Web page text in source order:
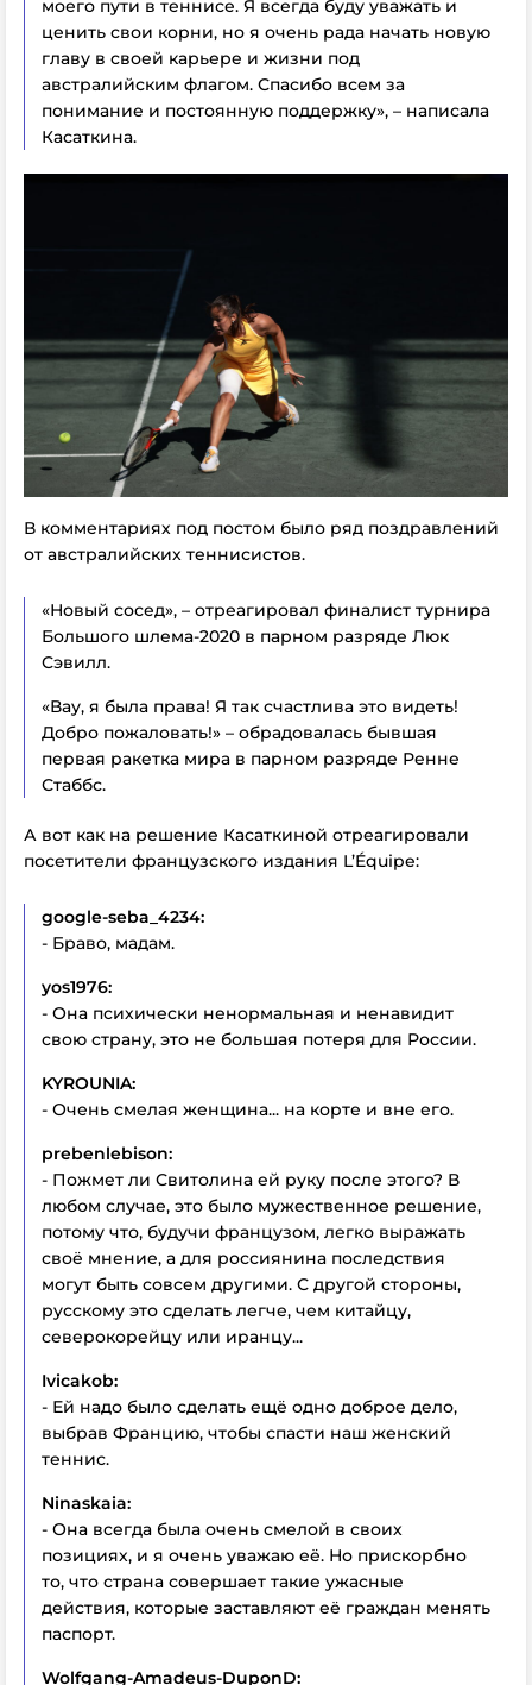
моего пути в теннисе. Я всегда буду уважать и
ценить свои корни, но я очень рада начать новую
главу в своей карьере и жизни под
австралийским флагом. Спасибо всем за
понимание и постоянную поддержку», – написала
Касаткина.
В комментариях под постом было ряд поздравлений
от австралийских теннисистов.
«Новый сосед», – отреагировал финалист турнира
Большого шлема-2020 в парном разряде Люк
Сэвилл.
«Вау, я была права! Я так счастлива это видеть!
Добро пожаловать!» – обрадовалась бывшая
первая ракетка мира в парном разряде Ренне
Стаббс.
А вот как на решение Касаткиной отреагировали
посетители французского издания L’Équipe:
google-seba_4234:
- Браво, мадам.
yos1976:
- Она психически ненормальная и ненавидит
свою страну, это не большая потеря для России.
KYROUNIA:
- Очень смелая женщина... на корте и вне его.
prebenlebison:
- Пожмет ли Свитолина ей руку после этого? В
любом случае, это было мужественное решение,
потому что, будучи французом, легко выражать
своё мнение, а для россиянина последствия
могут быть совсем другими. С другой стороны,
русскому это сделать легче, чем китайцу,
северокорейцу или иранцу...
Ivicakob:
- Ей надо было сделать ещё одно доброе дело,
выбрав Францию, чтобы спасти наш женский
теннис.
Ninaskaia:
- Она всегда была очень смелой в своих
позициях, и я очень уважаю её. Но прискорбно
то, что страна совершает такие ужасные
действия, которые заставляют её граждан менять
паспорт.
Wolfgang-Amadeus-DuponD: